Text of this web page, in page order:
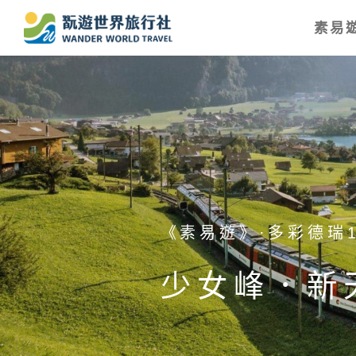
素易
《素易遊》·日本北陸
二進神的故
花．足利紫